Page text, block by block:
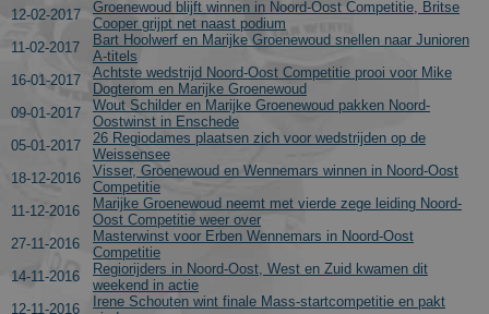
12-02-2017
Groenewoud blijft winnen in Noord-Oost Competitie, Britse
Cooper grijpt net naast podium
11-02-2017
Bart Hoolwerf en Marijke Groenewoud snellen naar Junioren
A-titels
16-01-2017
Achtste wedstrijd Noord-Oost Competitie prooi voor Mike
Dogterom en Marijke Groenewoud
09-01-2017
Wout Schilder en Marijke Groenewoud pakken Noord-
Oostwinst in Enschede
05-01-2017
26 Regiodames plaatsen zich voor wedstrijden op de
Weissensee
18-12-2016
Visser, Groenewoud en Wennemars winnen in Noord-Oost
Competitie
11-12-2016
Marijke Groenewoud neemt met vierde zege leiding Noord-
Oost Competitie weer over
27-11-2016
Masterwinst voor Erben Wennemars in Noord-Oost
Competitie
14-11-2016
Regiorijders in Noord-Oost, West en Zuid kwamen dit
weekend in actie
12-11-2016
Irene Schouten wint finale Mass-startcompetitie en pakt
Universal
This appears
cookie and
of Spring
2017 no
information
from
store and
unique
_ga_FJW480MXR8
.schaatspeloton.nl
1 jaar 1
This cookie is
Google